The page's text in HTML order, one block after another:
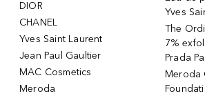
DIOR
CHANEL
Yves Saint Laurent
Jean Paul Gaultier
MAC Cosmetics
Meroda
Yves
The
7%
Prada
Meroda